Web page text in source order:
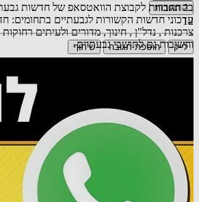
עדכוני חדשות הקשורות לגבעתיים בתחומים:
צרכנות , נדל"ן , חינוך, מדורים ולעיתים רחוקות
וחשובות גם לתושבי גבעתיים
2תגובות
12
לייק הוספת תגובה שיתוף
אורח
לכיתה, לא לתלמיד
04.11.25 08:44
תגובה